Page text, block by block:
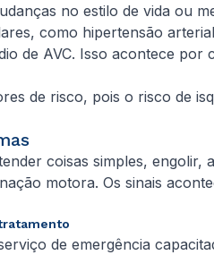
no estilo de vida ou
como hipertensão
de AVC. Isso acontece
de risco, pois o risco de
coisas simples,
motora. Os sinais
de emergência